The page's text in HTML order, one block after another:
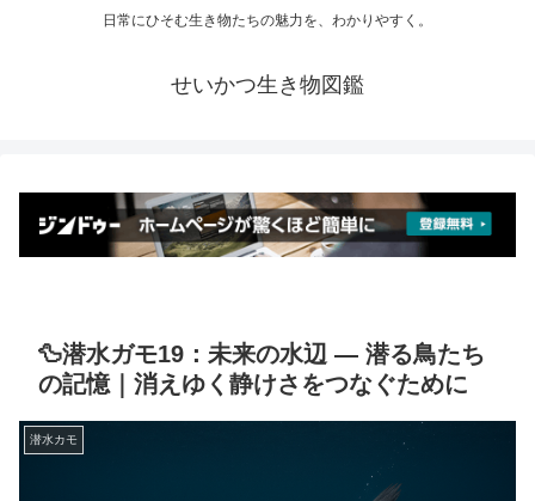
日常にひそむ生き物たちの魅力を、わかりやすく。
せいかつ生き物図鑑
🦆潜水ガモ19：未来の水辺 ― 潜る鳥たち
の記憶｜消えゆく静けさをつなぐために
潜水カモ